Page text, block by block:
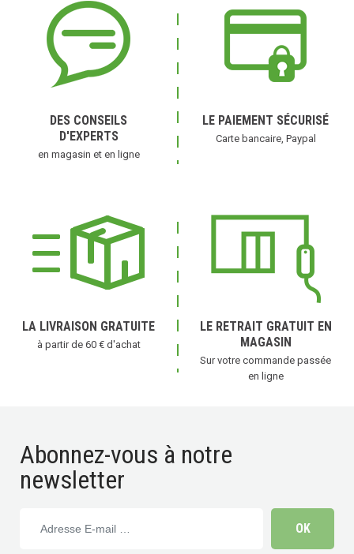
DES CONSEILS
D'EXPERTS
en magasin et en ligne
LE PAIEMENT SÉCURISÉ
Carte bancaire, Paypal
LA LIVRAISON GRATUITE
à partir de 60 € d'achat
LE RETRAIT GRATUIT EN
MAGASIN
Sur votre commande passée
en ligne
Abonnez-vous à notre
newsletter